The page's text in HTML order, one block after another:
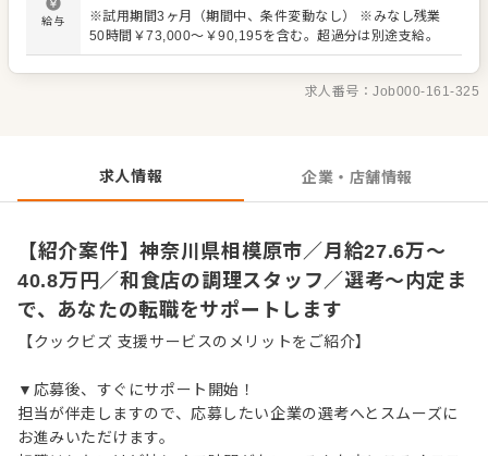
むこともできます。 【具体的には…】 ・仕込みから盛り付
けまでの調理全般 ・仕入れや在庫管理などキッチンの管理
フの教育 ・洗浄や清掃など衛生管理 ・料理長の補助 ・新
給与
※試用期間3ヶ月（期間中、条件変動なし） ※みなし残業
50時間￥73,000～￥90,195を含む。超過分は別途支給。
求人番号：Job000-161-325
求人情報 企業・店舗情報
【紹介案件】神奈川県相模原市／月給27.6万～
40.8万円／和食店の調理スタッフ／選考～内定ま
で、あなたの転職をサポートします
【クックビズ 支援サービスのメリットをご紹介】
▼応募後、すぐにサポート開始！
担当が伴走しますので、応募したい企業の選考へとスムーズに
お進みいただけます。